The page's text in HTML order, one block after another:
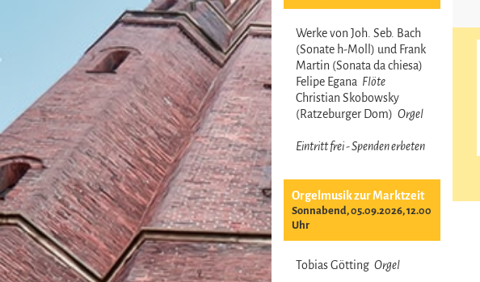
Werke von Joh. Seb. Bach
(Sonate h-Moll) und Frank
Martin (Sonata da chiesa)
Felipe Egana Flöte
Christian Skobowsky
(Ratzeburger Dom) Orgel
Eintritt frei - Spenden erbeten
Orgelmusik zur Marktzeit
Sonnabend, 05.09.2026, 12.00
Uhr
Tobias Götting Orgel